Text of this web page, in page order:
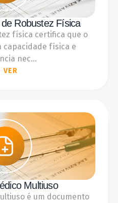
Robustez Física
física certifica que o
capacidade física e
nec...
VER
Multiuso
é um documento